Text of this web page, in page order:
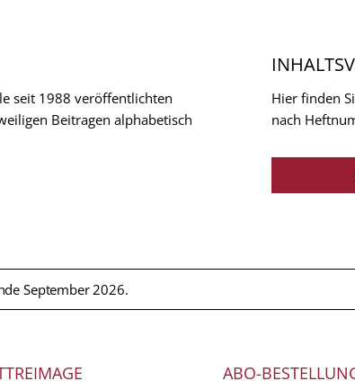
seit 1988 veröffentlichten
Beitragen alphabetisch
Hier finden
nach
September 2026.
IMAGE ABO-